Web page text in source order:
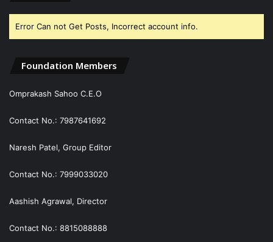
Error Can not Get Posts, Incorrect account info.
Foundation Members
Omprakash Sahoo C.E.O
Contact No.: 7987641692
Naresh Patel, Group Editor
Contact No.: 7999033020
Aashish Agrawal, Director
Contact No.: 8815088888